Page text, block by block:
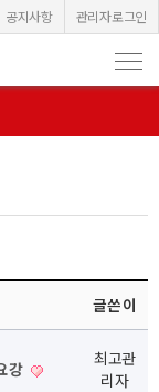
공지사항 관리자로그인
글쓴이
강
최고관
리자